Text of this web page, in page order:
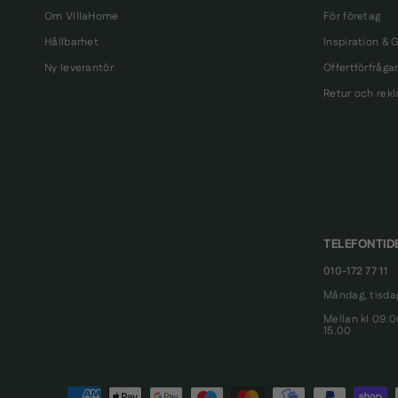
Om VillaHome
Hållbarhet
Ny leverantör
För företag
Inspiration &
Retur och
010-172 77 11
Måndag,
Mellan kl
15.00